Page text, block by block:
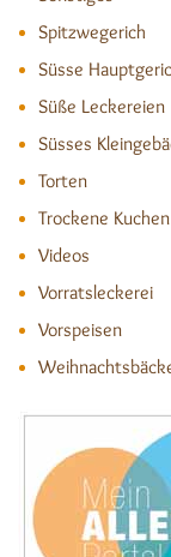
Spitzwegerich
Süsse
Süße Leckereien
Süsses
Torten
Trockene Kuchen
Videos
Vorratsleckerei
Vorspeisen